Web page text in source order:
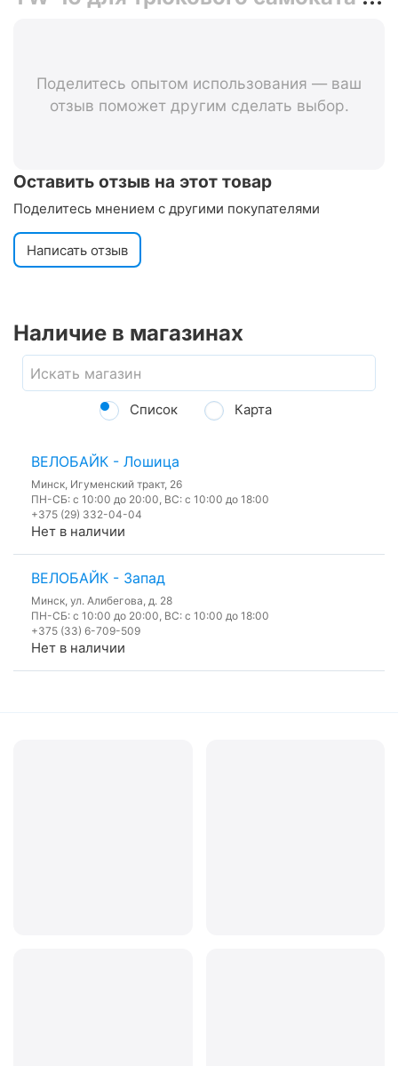
Поделитесь опытом использования — ваш
отзыв поможет другим сделать выбор.
Оставить отзыв на этот товар
Поделитесь мнением с другими покупателями
Написать отзыв
Наличие в магазинах
Список Карта
ВЕЛОБАЙК - Лошица
Минск, Игуменский тракт, 26
ПН-СБ: с 10:00 до 20:00, ВС: с 10:00 до 18:00
+375 (29) 332-04-04
Нет в наличии
ВЕЛОБАЙК - Запад
Минск, ул. Алибегова, д. 28
ПН-СБ: с 10:00 до 20:00, ВС: с 10:00 до 18:00
+375 (33) 6-709-509
Нет в наличии